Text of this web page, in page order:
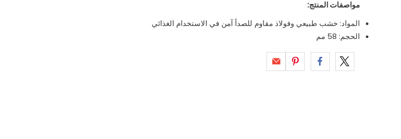
مواصفات المنتج:
المواد: خشب طبيعي وفولاذ مقاوم للصدأ آمن في الاستخدام الغذائي
الحجم: 58 مم